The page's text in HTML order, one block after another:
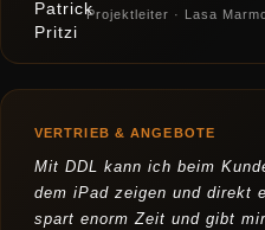
Projektleiter · Lasa
VERTRIEB & ANGEBOTE
Mit DDL kann ich beim
dem iPad zeigen und direkt
spart enorm Zeit und gibt